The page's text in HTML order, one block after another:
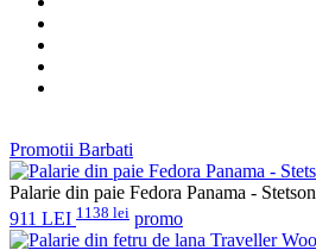
Promotii Barbati
Palarie din paie Fedora Panama - Stetson
911 LEI 1138 lei promo